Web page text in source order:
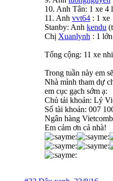
10. Anh Tân: 1 xe 4
11. Anh vvt64 : 1 xe
Stanby: Anh kendu
Chị Xuanlynh : 1
Tổng cộng: 11 xe
Trong tuần này em
Nhà mình tham dự
em cục gạch sớm ạ:
Chủ tải khoản: Lý
Số tài khoản: 007
Ngân hàng
Em cảm ơn cả nhà!